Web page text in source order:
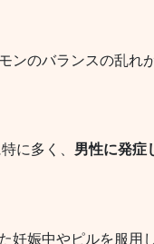
ンのバランスの乱れ
に多く、 男性に発症
妊娠中やピルを服用